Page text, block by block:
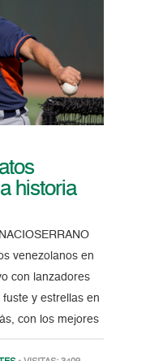
historia
venezolanos en
con lanzadores
y estrellas en
con los mejores